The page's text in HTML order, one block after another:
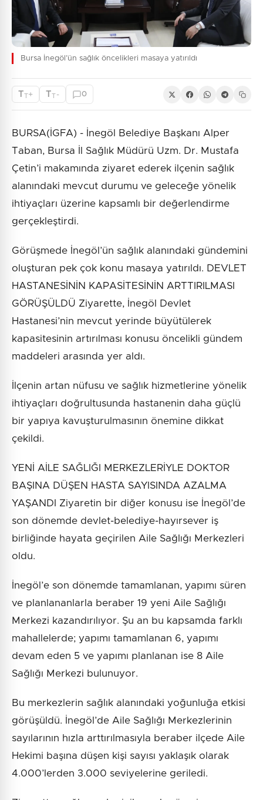
Bursa İnegöl’ün sağlık öncelikleri masaya yatırıldı
TT+ TT - 0
BURSA(İGFA) - İnegöl Belediye Başkanı Alper
Taban, Bursa İl Sağlık Müdürü Uzm. Dr. Mustafa
Çetin’i makamında ziyaret ederek ilçenin sağlık
alanındaki mevcut durumu ve geleceğe yönelik
ihtiyaçları üzerine kapsamlı bir değerlendirme
gerçekleştirdi.
Görüşmede İnegöl’ün sağlık alanındaki gündemini
oluşturan pek çok konu masaya yatırıldı. DEVLET
HASTANESİNİN KAPASİTESİNİN ARTTIRILMASI
GÖRÜŞÜLDÜ Ziyarette, İnegöl Devlet
Hastanesi’nin mevcut yerinde büyütülerek
kapasitesinin artırılması konusu öncelikli gündem
maddeleri arasında yer aldı.
İlçenin artan nüfusu ve sağlık hizmetlerine yönelik
ihtiyaçları doğrultusunda hastanenin daha güçlü
bir yapıya kavuşturulmasının önemine dikkat
çekildi.
YENİ AİLE SAĞLIĞI MERKEZLERİYLE DOKTOR
BAŞINA DÜŞEN HASTA SAYISINDA AZALMA
YAŞANDI Ziyaretin bir diğer konusu ise İnegöl’de
son dönemde devlet-belediye-hayırsever iş
birliğinde hayata geçirilen Aile Sağlığı Merkezleri
oldu.
İnegöl’e son dönemde tamamlanan, yapımı süren
ve planlananlarla beraber 19 yeni Aile Sağlığı
Merkezi kazandırılıyor. Şu an bu kapsamda farklı
mahallelerde; yapımı tamamlanan 6, yapımı
devam eden 5 ve yapımı planlanan ise 8 Aile
Sağlığı Merkezi bulunuyor.
Bu merkezlerin sağlık alanındaki yoğunluğa etkisi
görüşüldü. İnegöl’de Aile Sağlığı Merkezlerinin
sayılarının hızla arttırılmasıyla beraber ilçede Aile
Hekimi başına düşen kişi sayısı yaklaşık olarak
4.000’lerden 3.000 seviyelerine geriledi.